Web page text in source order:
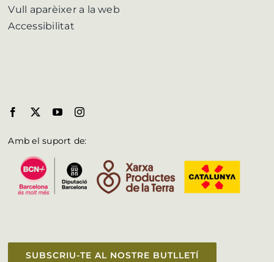
Vull aparèixer a la web
Accessibilitat
Amb el suport de:
SUBSCRIU-TE AL NOSTRE BUTLLETÍ